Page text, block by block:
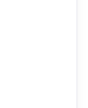
ย่างใด เนื้อ
ไป ใช้ทุกวัน
จะกลับมา